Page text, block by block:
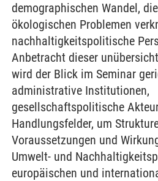
demographischen Wandel,
ökologischen Problemen
nachhaltigkeitspolitische
Anbetracht dieser
wird der Blick im Seminar
administrative Institutionen,
gesellschaftspolitische
Handlungsfelder, um
Voraussetzungen und
Umwelt- und
europäischen und